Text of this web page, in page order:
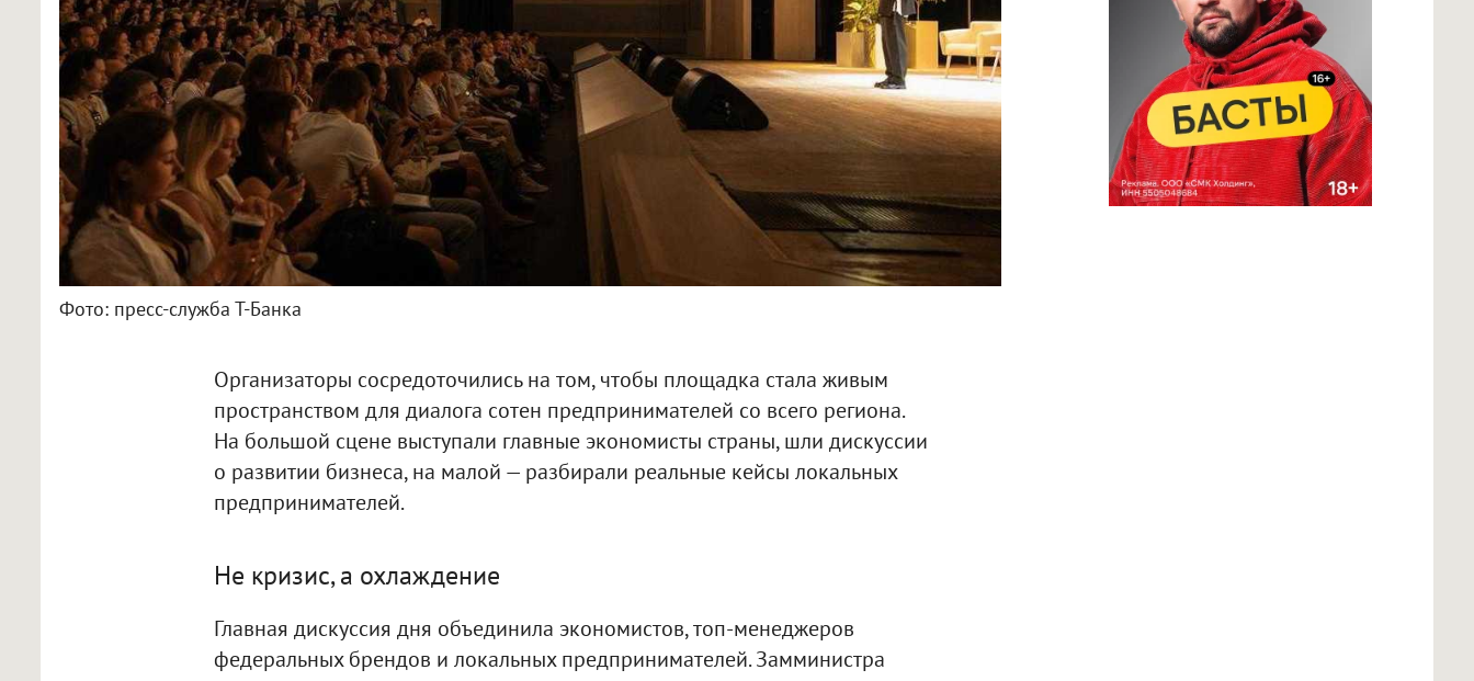
Фото: пресс-служба Т-Банка
Организаторы сосредоточились на том, чтобы площадка стала живым
пространством для диалога сотен предпринимателей со всего региона.
На большой сцене выступали главные экономисты страны, шли дискуссии
о развитии бизнеса, на малой — разбирали реальные кейсы локальных
предпринимателей.
Не кризис, а охлаждение
Главная дискуссия дня объединила экономистов, топ-менеджеров
федеральных брендов и локальных предпринимателей. Замминистра